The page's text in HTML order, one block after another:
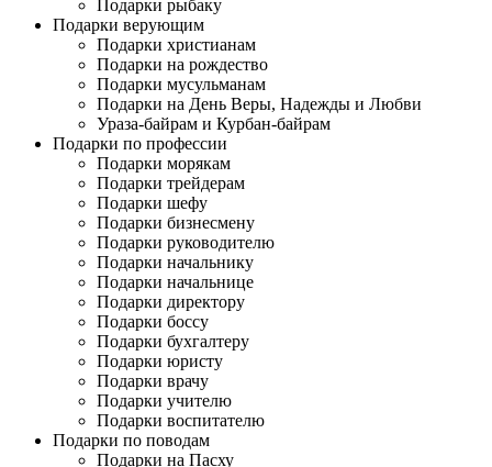
Подарки рыбаку
Подарки верующим
Подарки христианам
Подарки на рождество
Подарки мусульманам
Подарки на День Веры, Надежды и Любви
Ураза-байрам и Курбан-байрам
Подарки по профессии
Подарки морякам
Подарки трейдерам
Подарки шефу
Подарки бизнесмену
Подарки руководителю
Подарки начальнику
Подарки начальнице
Подарки директору
Подарки боссу
Подарки бухгалтеру
Подарки юристу
Подарки врачу
Подарки учителю
Подарки воспитателю
Подарки по поводам
Подарки на Пасху